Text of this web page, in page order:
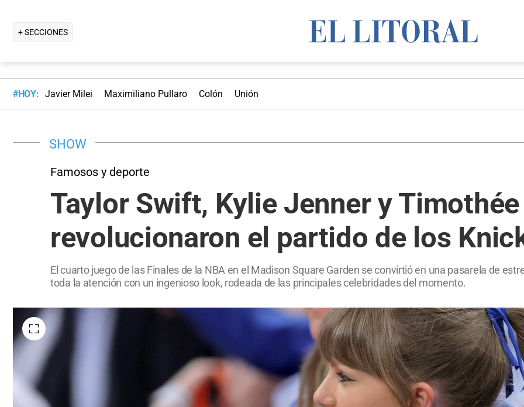
+ SECCIONES
#HOY: Javier Milei Maximiliano Pullaro Colón Unión
SHOW
Famosos y deporte
Taylor Swift, Kylie Jenner y
revolucionaron el partido de los
El cuarto juego de las Finales de la NBA en el Madison Square Garden se convirtió en una pasarela de
toda la atención con un ingenioso look, rodeada de las principales celebridades del momento.